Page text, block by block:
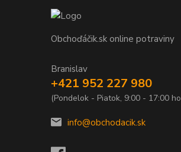
Obchoďáčik.sk online potraviny
Branislav
+421 952 227 980
(Pondelok - Piatok, 9:00 - 17:00
info@obchodacik.sk